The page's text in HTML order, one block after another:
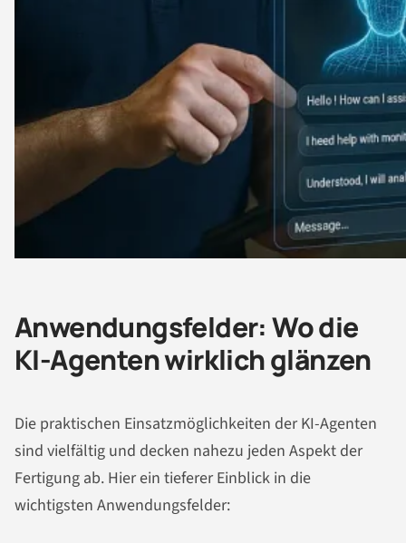
Anwendungsfelder: Wo die
KI-Agenten wirklich glänzen
Die praktischen Einsatzmöglichkeiten der KI-Agenten
sind vielfältig und decken nahezu jeden Aspekt der
Fertigung ab. Hier ein tieferer Einblick in die
wichtigsten Anwendungsfelder: